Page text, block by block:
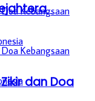
dan Doa